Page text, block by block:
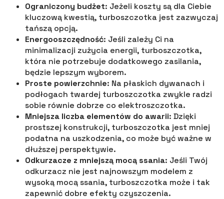
Ograniczony budżet: Jeżeli koszty są dla Ciebie
kluczową kwestią, turboszczotka jest zazwyczaj
tańszą opcją.
Energooszczędność: Jeśli zależy Ci na
minimalizacji zużycia energii, turboszczotka,
która nie potrzebuje dodatkowego zasilania,
będzie lepszym wyborem.
Proste powierzchnie: Na płaskich dywanach i
podłogach twardej turboszczotka zwykle radzi
sobie równie dobrze co elektroszczotka.
Mniejsza liczba elementów do awarii: Dzięki
prostszej konstrukcji, turboszczotka jest mniej
podatna na uszkodzenia, co może być ważne w
dłuższej perspektywie.
Odkurzacze z mniejszą mocą ssania: Jeśli Twój
odkurzacz nie jest najnowszym modelem z
wysoką mocą ssania, turboszczotka może i tak
zapewnić dobre efekty czyszczenia.